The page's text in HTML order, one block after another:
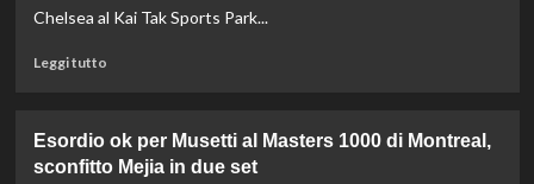
sistema
Chelsea al Kai Tak Sports Park...
Leggi tuttoLeggi
La
Juventus
Esordio ok per Musetti al Masters 1000 di Montreal,
sconfitto Mejia in due set